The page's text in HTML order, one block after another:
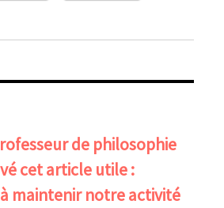
de philosophie
cet article utile :
maintenir notre activité